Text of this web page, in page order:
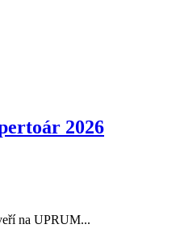
2026
na UPRUM...